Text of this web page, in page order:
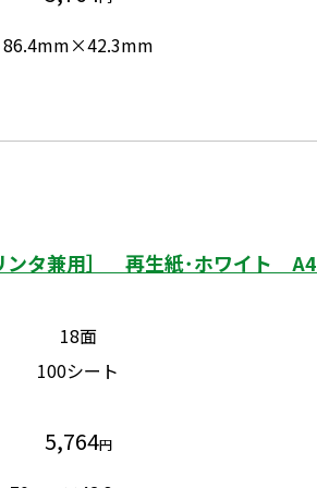
86.4mm×42.3mm
ンタ兼用］ 再生紙･ホワイト
18面
100シート
5,764円